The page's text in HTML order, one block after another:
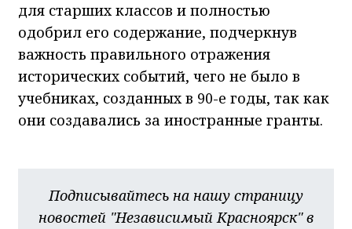
для старших классов и полностью
одобрил его содержание, подчеркнув
важность правильного отражения
исторических событий, чего не было в
учебниках, созданных в 90-е годы, так как
они создавались за иностранные гранты.
Подписывайтесь на нашу страницу
новостей "Независимый Красноярск" в